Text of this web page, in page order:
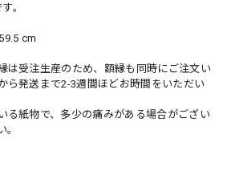
。
cm
は受注生産のため、額縁も同時にご注文い
ら発送まで2-3週間ほどお時間をいただい
る紙物で、多少の痛みがある場合がござい